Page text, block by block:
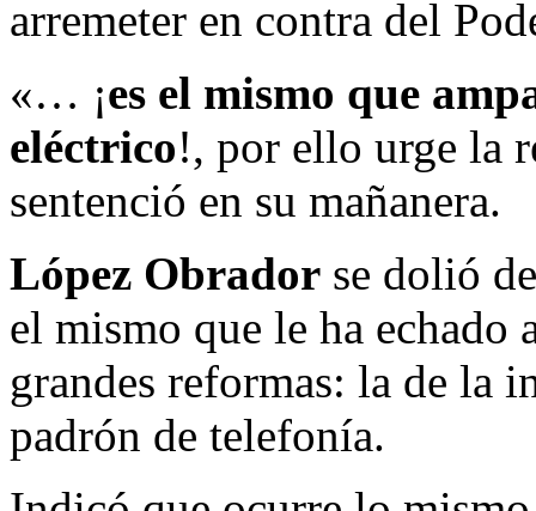
arremeter en contra del
«… ¡es el mismo que
eléctrico!, por ello urge la
sentenció en su mañanera.
López Obrador se dolió
el mismo que le ha echado
grandes reformas: la de la
padrón de telefonía.